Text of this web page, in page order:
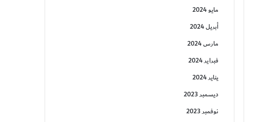
مايو 2024
أبريل 2024
مارس 2024
فبراير 2024
يناير 2024
ديسمبر 2023
نوفمبر 2023